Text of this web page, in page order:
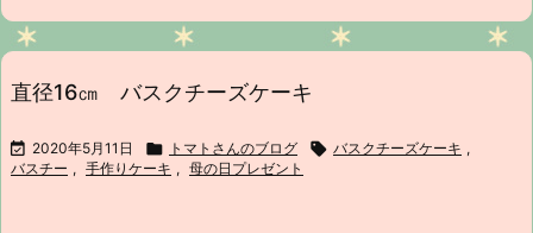
直径16㎝ バスクチーズケーキ
 2020年5月11日  トマトさんのブログ  バスクチーズケーキ ,
バスチー , 手作りケーキ , 母の日プレゼント